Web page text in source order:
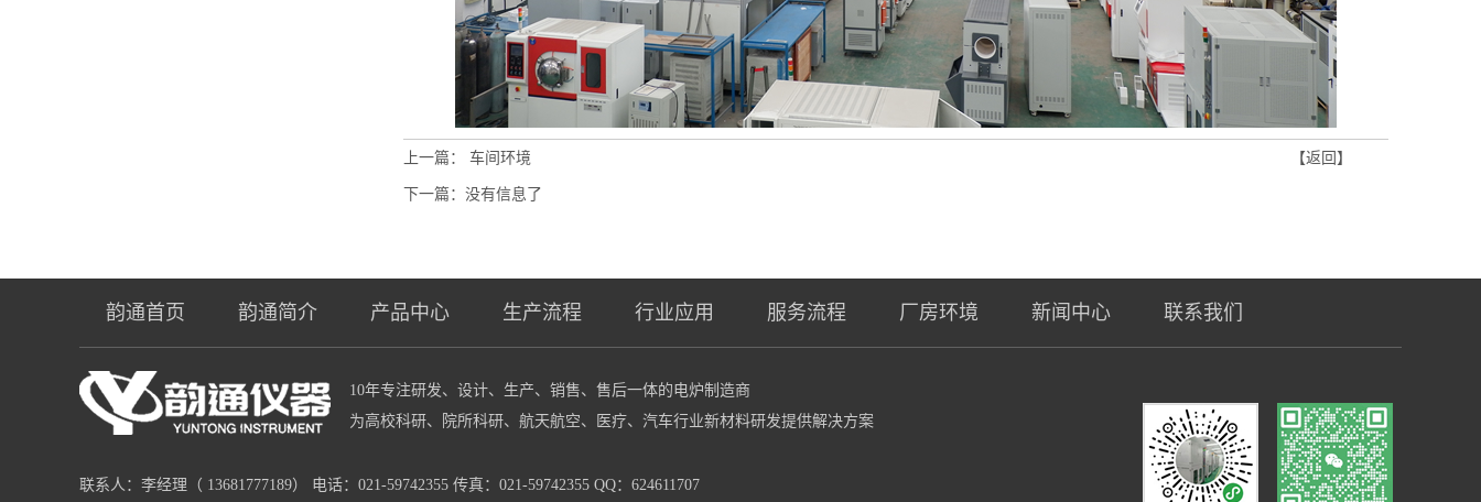
上一篇：车间环境
下一篇：没有信息了
【返回】
韵通首页 韵通简介 产品中心 生产流程 行业应用 服务流程 厂房环境 新闻中心 联系我们
10年专注研发、设计、生产、销售、售后一体的电炉制造商
为高校科研、院所科研、航天航空、医疗、汽车行业新材料研发提供解决方案
联系人：李经理（ 13681777189） 电话：021-59742355 传真：021-59742355 QQ：624611707